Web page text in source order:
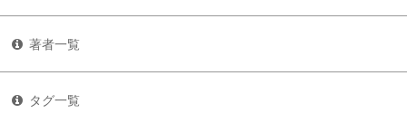
著者一覧
タグ一覧